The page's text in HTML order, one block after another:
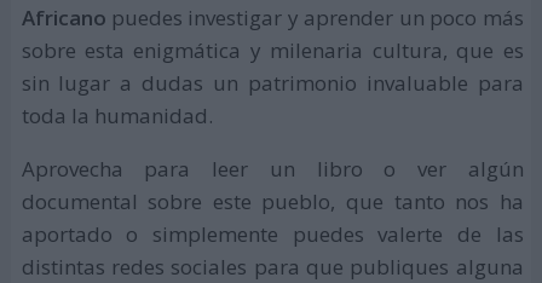
Africano puedes investigar y aprender un poco más
sobre esta enigmática y milenaria cultura, que es
sin lugar a dudas un patrimonio invaluable para
toda la humanidad.
Aprovecha para leer un libro o ver algún
documental sobre este pueblo, que tanto nos ha
aportado o simplemente puedes valerte de las
distintas redes sociales para que publiques alguna